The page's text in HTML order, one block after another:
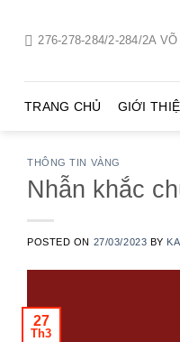
dung
276-278-284/2-284/2A
TRANG CHỦ GIỚI
THÔNG TIN VÀNG
Nhẫn khắc
POSTED ON 27/03/2023 BY
27
Th3